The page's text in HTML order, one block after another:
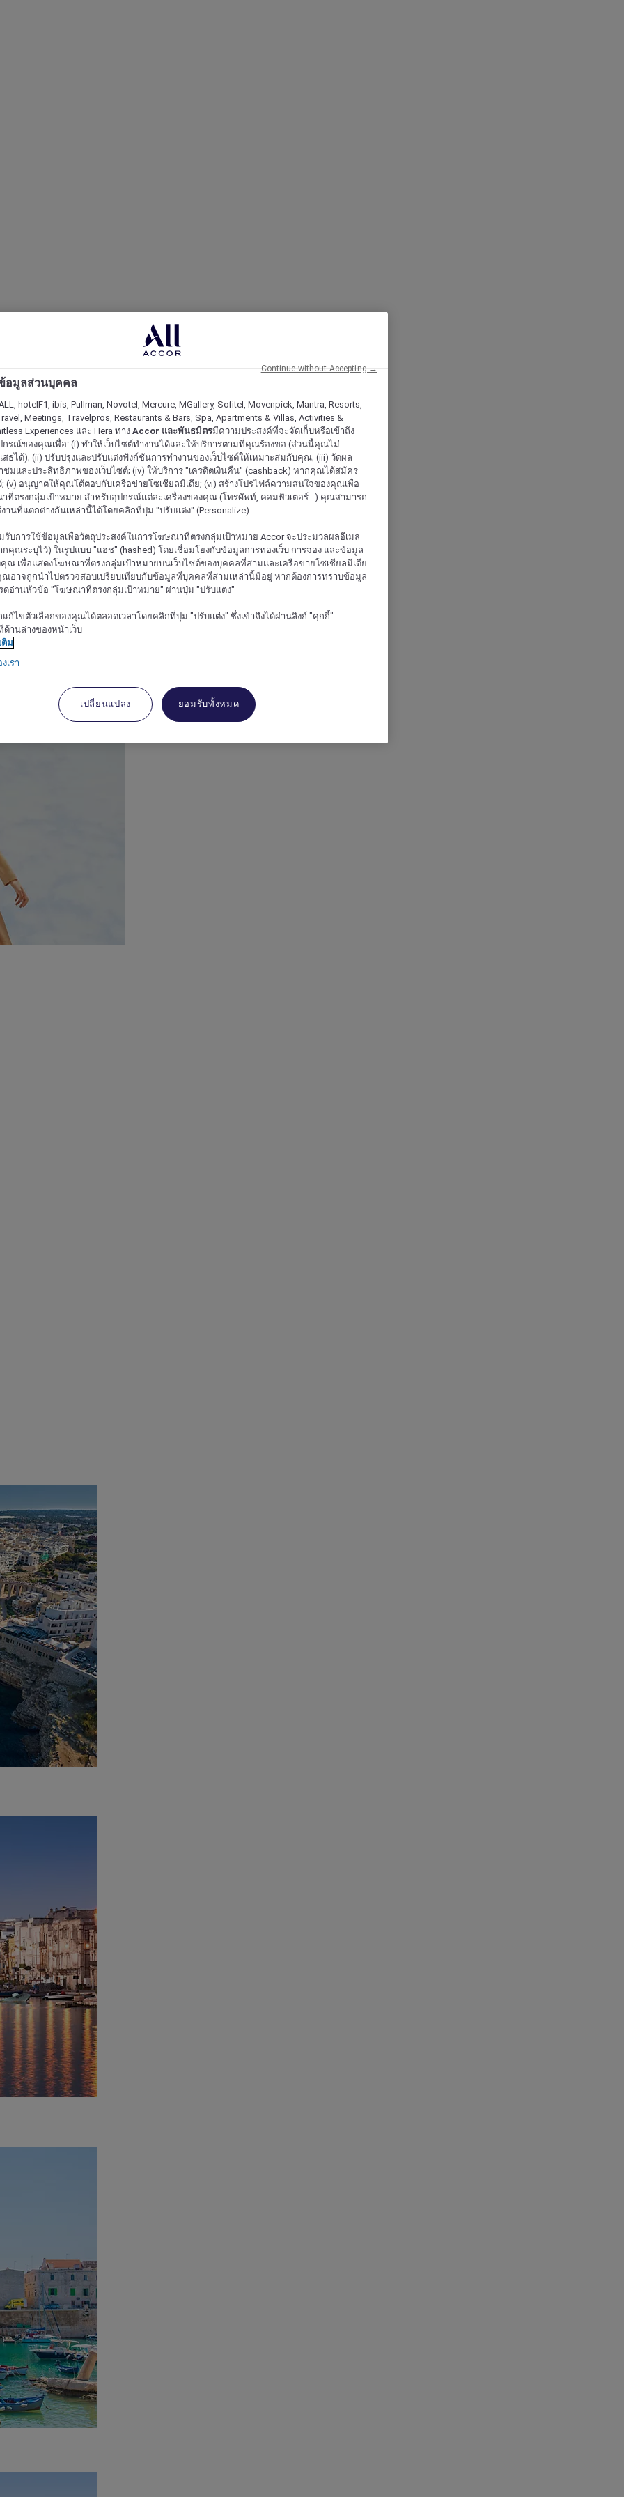
อมูลส่วนบุคคล
hotelF1, ibis, Pullman, Novotel, Mercure, MGallery, Sofitel, Movenpick, Mantra, Resorts,
Meetings, Travelpros, Restaurants & Bars, Spa, Apartments & Villas, Activities &
Experiences และ Hera ทาง Accor และพันธมิตรมีความประสงค์ที่จะจัดเก็บหรือเข้าถึง
รณ์ของคุณเพื่อ: (i) ทำให้เว็บไซต์ทำงานได้และให้บริการตามที่คุณร้องขอ (ส่วนนี้คุณไม่
สธได้); (ii) ปรับปรุงและปรับแต่งฟังก์ชันการทำงานของเว็บไซต์ให้เหมาะสมกับคุณ; (iii) วัดผล
ชมและประสิทธิภาพของเว็บไซต์; (iv) ให้บริการ "เครดิตเงินคืน" (cashback) หากคุณได้สมัคร
; (v) อนุญาตให้คุณโต้ตอบกับเครือข่ายโซเชียลมีเดีย; (vi) สร้างโปรไฟล์ความสนใจของคุณเพื่อ
ที่ตรงกลุ่มเป้าหมาย สำหรับอุปกรณ์แต่ละเครื่องของคุณ (โทรศัพท์, คอมพิวเตอร์...) คุณสามารถ
งานที่แตกต่างกันเหล่านี้ได้โดยคลิกที่ปุ่ม "ปรับแต่ง" (Personalize)
บการใช้ข้อมูลเพื่อวัตถุประสงค์ในการโฆษณาที่ตรงกลุ่มเป้าหมาย Accor จะประมวลผลอีเมล
คุณระบุไว้) ในรูปแบบ "แฮช" (hashed) โดยเชื่อมโยงกับข้อมูลการท่องเว็บ การจอง และข้อมูล
ณ เพื่อแสดงโฆษณาที่ตรงกลุ่มเป้าหมายบนเว็บไซต์ของบุคคลที่สามและเครือข่ายโซเชียลมีเดีย
อาจถูกนำไปตรวจสอบเปรียบเทียบกับข้อมูลที่บุคคลที่สามเหล่านี้มีอยู่ หากต้องการทราบข้อมูล
ดอ่านหัวข้อ "โฆษณาที่ตรงกลุ่มเป้าหมาย" ผ่านปุ่ม "ปรับแต่ง"
ก้ไขตัวเลือกของคุณได้ตลอดเวลาโดยคลิกที่ปุ่ม "ปรับแต่ง" ซึ่งเข้าถึงได้ผ่านลิงก์ "คุกกี้"
ด้านล่างของหน้าเว็บ
ติม
เรา
เปลี่ยนแปลง ยอมรับทั้งหมด
Continue without Accepting →